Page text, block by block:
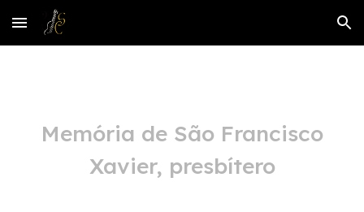
Skip to main content Skip to navigation
Memória de São Francisco
Xavier, presbítero